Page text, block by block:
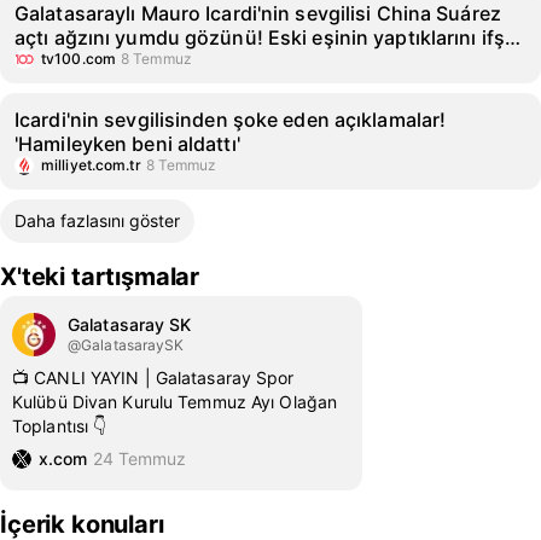
Galatasaraylı Mauro Icardi'nin sevgilisi China Suárez
açtı ağzını yumdu gözünü! Eski eşinin yaptıklarını ifşa
ettitv100.com 8 Temmuz
Icardi'nin sevgilisinden şoke eden açıklamalar!
'Hamileyken beni aldattı'
milliyet.com.tr 8 Temmuz
Daha fazlasını göster
X'teki tartışmalar
Galatasaray SK
@GalatasaraySK
📺 CANLI YAYIN | Galatasaray Spor
Kulübü Divan Kurulu Temmuz Ayı Olağan
Toplantısı 👇
x.com 24 Temmuz
İçerik konuları